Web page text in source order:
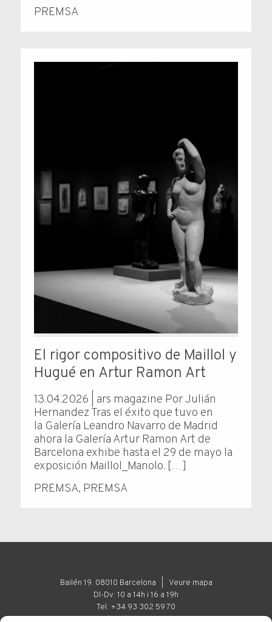
PREMSA
PREMSA, PREMSA
El rigor compositivo de Maillol y
Hugué en Artur Ramon Art
13.04.2026 | ars magazine Por Julián
Hernandez Tras el éxito que tuvo en
la Galería Leandro Navarro de Madrid
ahora la Galería Artur Ramon Art de
Barcelona exhibe hasta el 29 de mayo la
exposición Maillol_Manolo. […]
Bailén 19. 08010 Barcelona | Veure mapa
Dl-Dv: 10 a 14h i 16 a 19h
Tel. +34 93 302 59 70
art@arturamon.com